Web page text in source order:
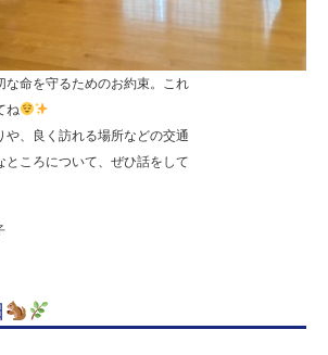
な命を守るためのお約束。これ
ね
や、良く訪れる場所などの交通
ところについて、ぜひ話をして